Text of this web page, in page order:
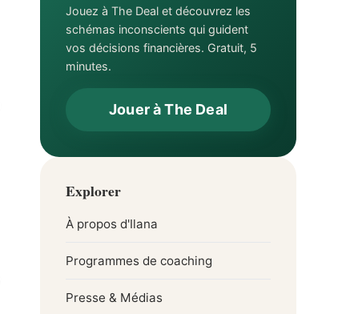
Jouez à The Deal et découvrez les
schémas inconscients qui guident
vos décisions financières. Gratuit, 5
minutes.
Jouer à The Deal
Explorer
À propos d'Ilana
Programmes de coaching
Presse & Médias